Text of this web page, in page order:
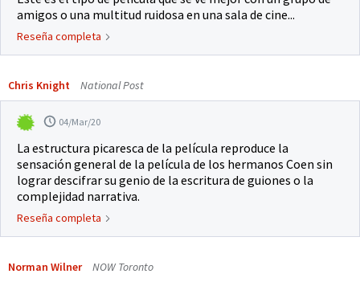
amigos o una multitud ruidosa en una sala de cine...
Reseña completa
Chris Knight National Post
04/Mar/20
La estructura picaresca de la película reproduce la
sensación general de la película de los hermanos Coen sin
lograr descifrar su genio de la escritura de guiones o la
complejidad narrativa.
Reseña completa
Norman Wilner NOW Toronto